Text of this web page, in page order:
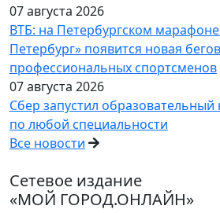
07 августа 2026
ВТБ: на Петербургском
Петербург» появится новая
профессиональных спортсменов
07 августа 2026
Сбер запустил образовательный
по любой специальности
Все новости
Сетевое издание
«МОЙ ГОРОД.ОНЛАЙН»